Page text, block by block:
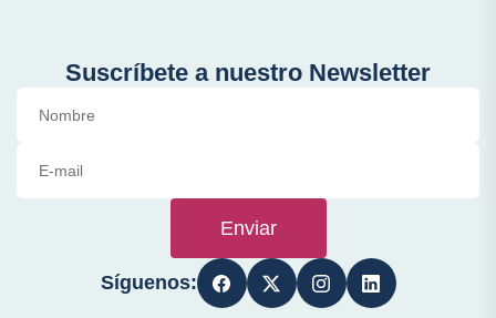
Suscríbete a nuestro Newsletter
Enviar
Síguenos: